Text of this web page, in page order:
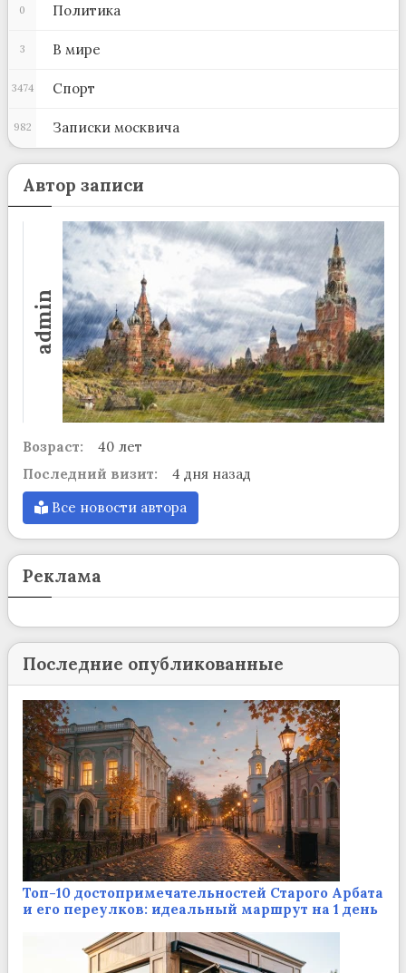
Политика
0
В мире
3
Спорт
3474
Записки москвича
982
Автор записи
admin
Возраст:
40 лет
Последний визит:
4 дня назад
Все новости автора
Реклама
Последние опубликованные
Топ-10 достопримечательностей Старого Арбата
и его переулков: идеальный маршрут на 1 день